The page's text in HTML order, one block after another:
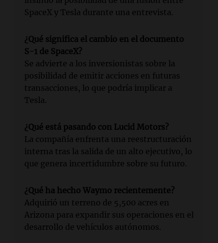
SpaceX y Tesla durante una entrevista.
¿Qué significa el cambio en el documento
S-1 de SpaceX?
Se advierte a los inversionistas sobre la
posibilidad de emitir acciones en futuras
transacciones, lo que podría implicar a
Tesla.
¿Qué está pasando con Lucid Motors?
La compañía enfrenta una reestructuración
interna tras la salida de un alto ejecutivo, lo
que genera incertidumbre sobre su futuro.
¿Qué ha hecho Waymo recientemente?
Adquirió un terreno de 5,500 acres en
Arizona para expandir sus operaciones en el
desarrollo de vehículos autónomos.